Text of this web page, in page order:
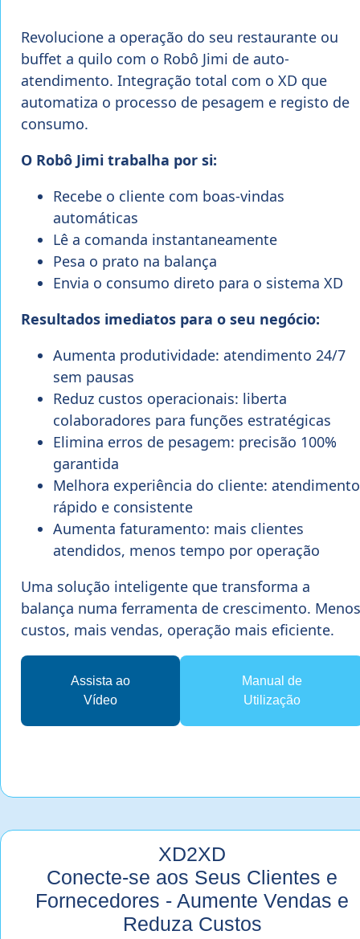
Revolucione a operação do seu restaurante ou
buffet a quilo com o Robô Jimi de auto-
atendimento. Integração total com o XD que
automatiza o processo de pesagem e registo de
consumo.
O Robô Jimi trabalha por si:
Recebe o cliente com boas-vindas
automáticas
Lê a comanda instantaneamente
Pesa o prato na balança
Envia o consumo direto para o sistema XD
Resultados imediatos para o seu negócio:
Aumenta produtividade: atendimento 24/7
sem pausas
Reduz custos operacionais: liberta
colaboradores para funções estratégicas
Elimina erros de pesagem: precisão 100%
garantida
Melhora experiência do cliente: atendimento
rápido e consistente
Aumenta faturamento: mais clientes
atendidos, menos tempo por operação
Uma solução inteligente que transforma a
balança numa ferramenta de crescimento. Menos
custos, mais vendas, operação mais eficiente.
Assista ao
Vídeo
Manual de
Utilização
XD2XD
Conecte-se aos Seus Clientes e
Fornecedores - Aumente Vendas e
Reduza Custos